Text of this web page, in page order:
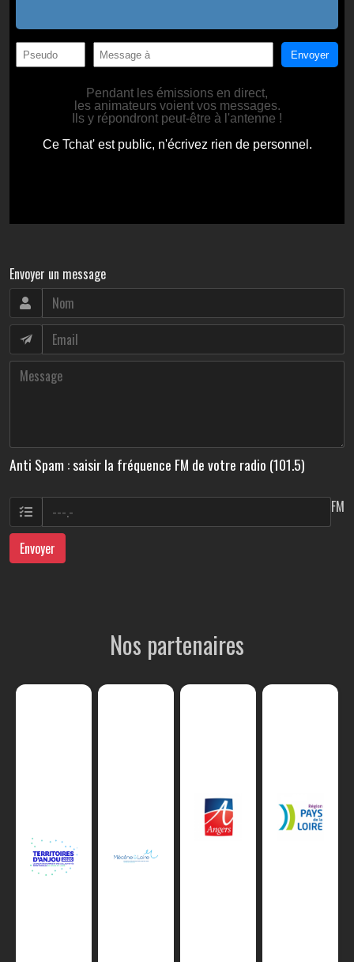
Envoyer un message
Anti Spam : saisir la fréquence FM de votre radio (101.5)
FM
Envoyer
Nos partenaires